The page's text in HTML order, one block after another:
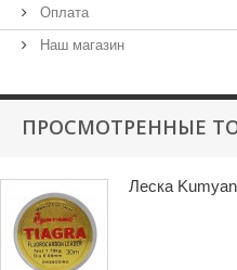
Оплата
Наш магазин
ПРОСМОТРЕННЫЕ
Леска